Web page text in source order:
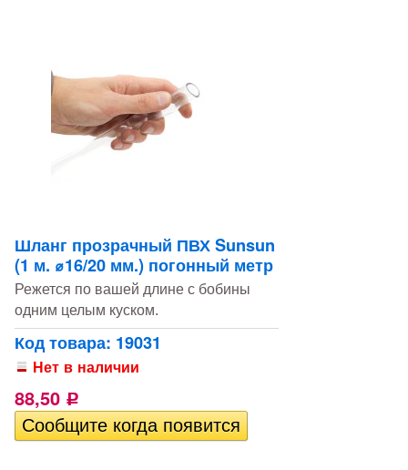
Шланг прозрачный ПВХ Sunsun
(1 м. ⌀16/20 мм.) погонный метр
Режется по вашей длине с бобины
одним целым куском.
Код товара: 19031
Нет в наличии
88,50 Р